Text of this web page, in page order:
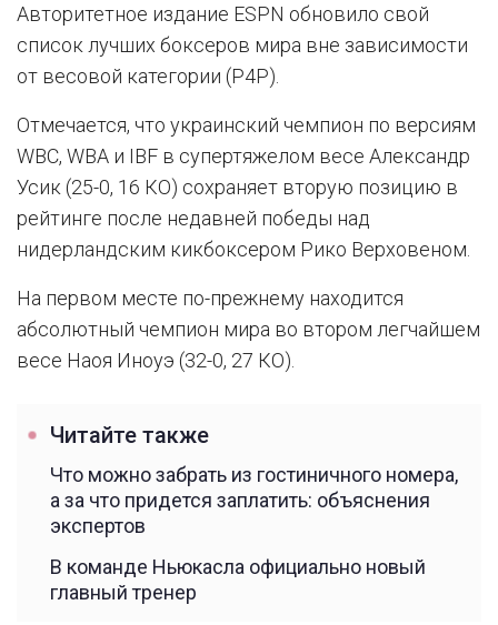
Авторитетное издание ESPN обновило свой
список лучших боксеров мира вне зависимости
от весовой категории (P4P).
Отмечается, что украинский чемпион по версиям
WBC, WBA и IBF в супертяжелом весе Александр
Усик (25-0, 16 КО) сохраняет вторую позицию в
рейтинге после недавней победы над
нидерландским кикбоксером Рико Верховеном.
На первом месте по-прежнему находится
абсолютный чемпион мира во втором легчайшем
весе Наоя Иноуэ (32-0, 27 КО).
Читайте также
Что можно забрать из гостиничного номера,
а за что придется заплатить: объяснения
экспертов
В команде Ньюкасла официально новый
главный тренер